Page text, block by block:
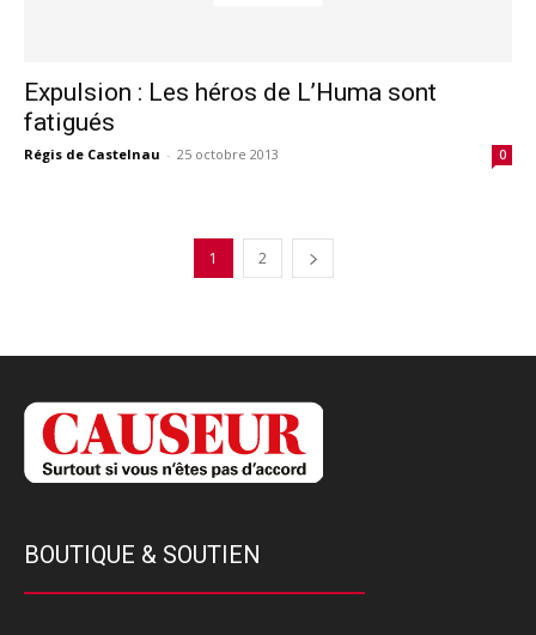
Expulsion : Les héros de L’Huma sont
fatigués
Régis de Castelnau - 25 octobre 2013 0
1 2
BOUTIQUE & SOUTIEN